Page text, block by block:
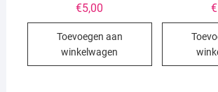
€5,00
Toevoegen aan
winkelwagen
€